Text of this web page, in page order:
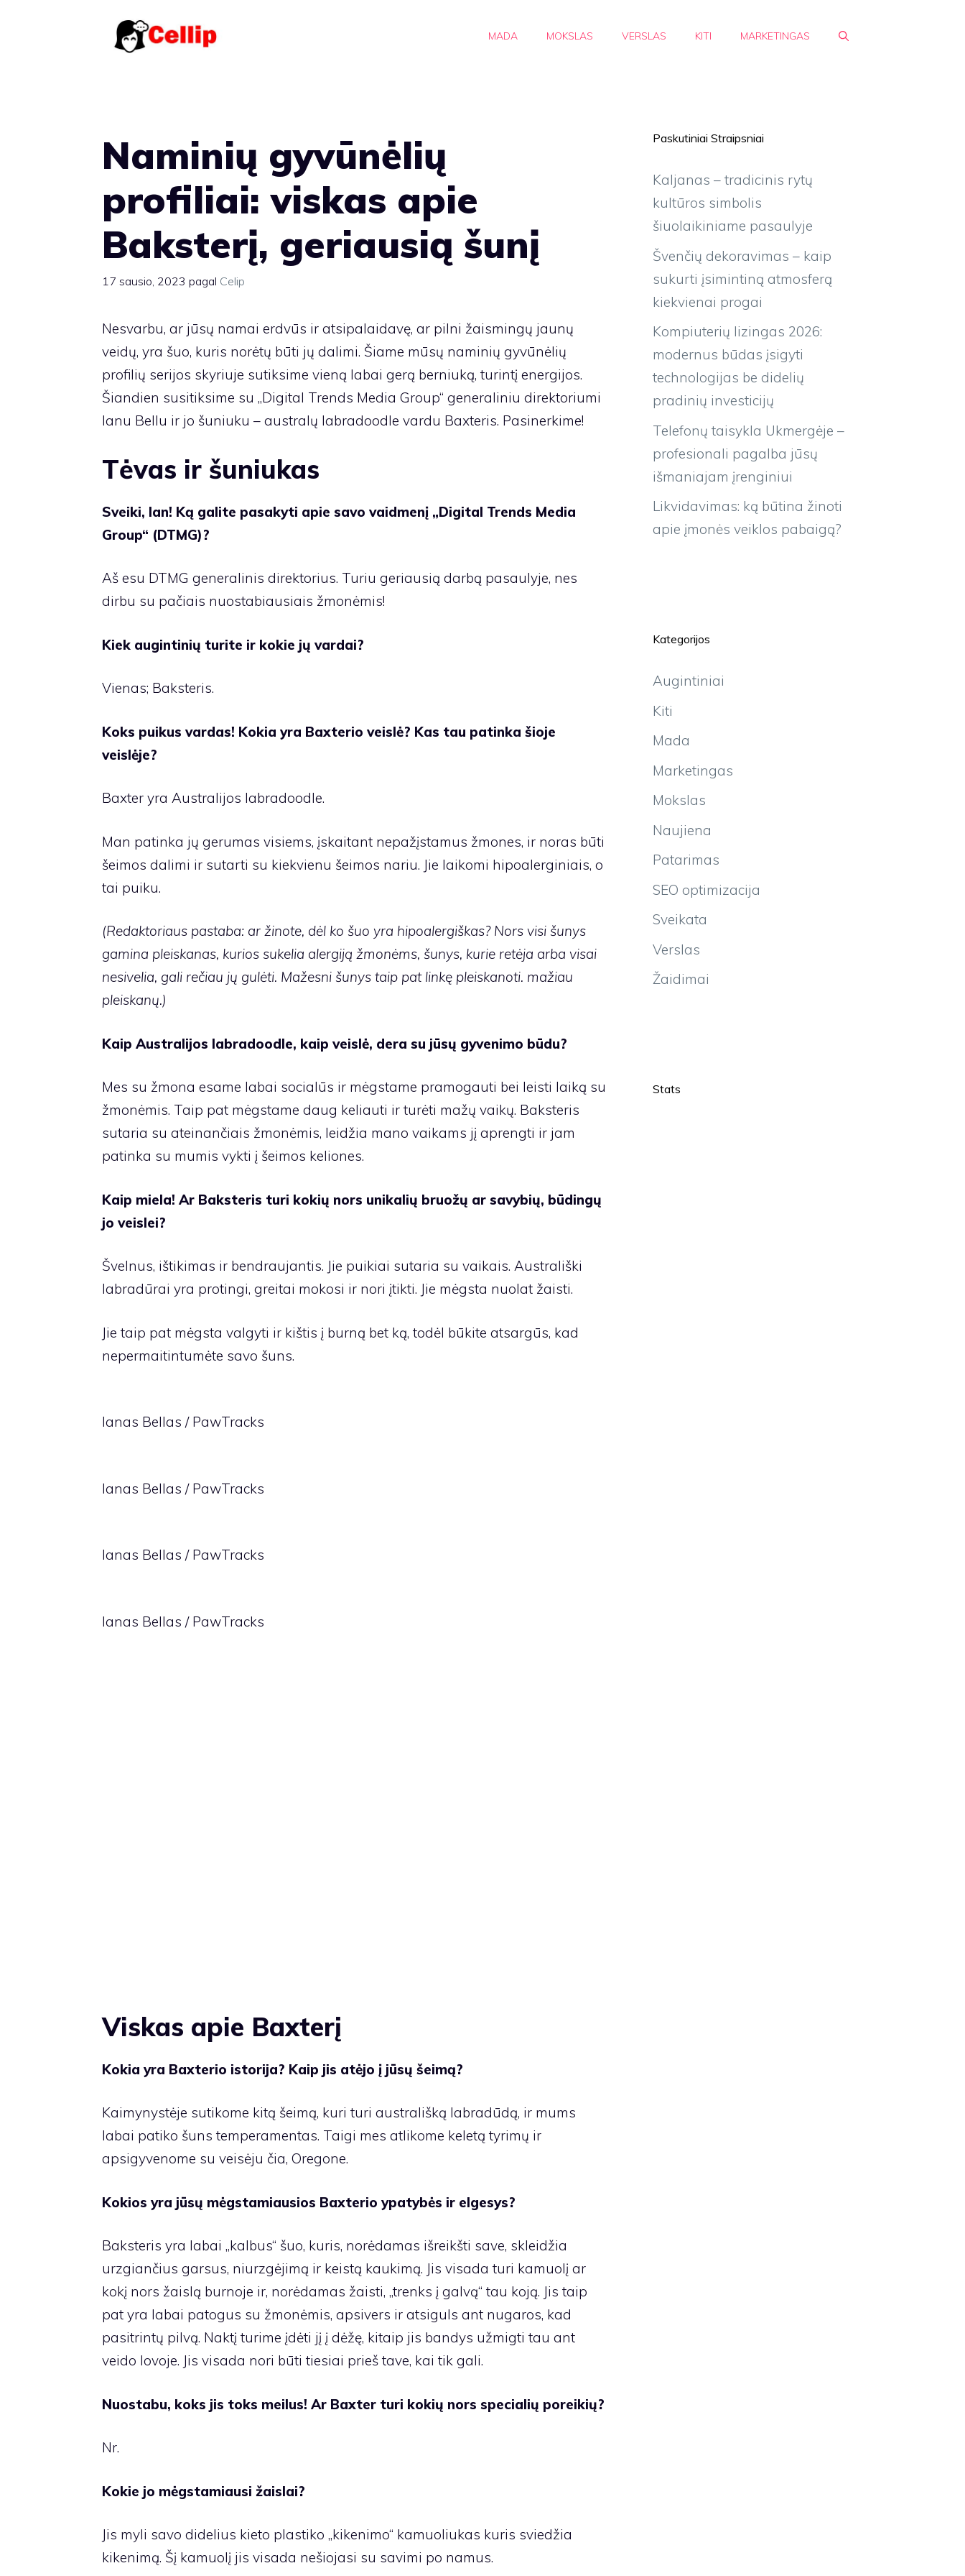
MADA MOKSLAS VERSLAS KITI MARKETINGAS
Naminių gyvūnėlių
profiliai: viskas apie
Baksterį, geriausią šunį
17 sausio, 2023 pagal Celip
Nesvarbu, ar jūsų namai erdvūs ir atsipalaidavę, ar pilni žaismingų jaunų
veidų, yra šuo, kuris norėtų būti jų dalimi. Šiame mūsų naminių gyvūnėlių
profilių serijos skyriuje sutiksime vieną labai gerą berniuką, turintį energijos.
Šiandien susitiksime su „Digital Trends Media Group“ generaliniu direktoriumi
Ianu Bellu ir jo šuniuku – australų labradoodle vardu Baxteris. Pasinerkime!
Tėvas ir šuniukas
Sveiki, Ian! Ką galite pasakyti apie savo vaidmenį „Digital Trends Media
Group“ (DTMG)?
Aš esu DTMG generalinis direktorius. Turiu geriausią darbą pasaulyje, nes
dirbu su pačiais nuostabiausiais žmonėmis!
Kiek augintinių turite ir kokie jų vardai?
Vienas; Baksteris.
Koks puikus vardas! Kokia yra Baxterio veislė? Kas tau patinka šioje
veislėje?
Baxter yra Australijos labradoodle.
Man patinka jų gerumas visiems, įskaitant nepažįstamus žmones, ir noras būti
šeimos dalimi ir sutarti su kiekvienu šeimos nariu. Jie laikomi hipoalerginiais, o
tai puiku.
(Redaktoriaus pastaba: ar žinote, dėl ko šuo yra hipoalergiškas? Nors visi šunys
gamina pleiskanas, kurios sukelia alergiją žmonėms, šunys, kurie retėja arba visai
nesivelia, gali rečiau jų gulėti. Mažesni šunys taip pat linkę pleiskanoti. mažiau
pleiskanų.)
Kaip Australijos labradoodle, kaip veislė, dera su jūsų gyvenimo būdu?
Mes su žmona esame labai socialūs ir mėgstame pramogauti bei leisti laiką su
žmonėmis. Taip pat mėgstame daug keliauti ir turėti mažų vaikų. Baksteris
sutaria su ateinančiais žmonėmis, leidžia mano vaikams jį aprengti ir jam
patinka su mumis vykti į šeimos keliones.
Kaip miela! Ar Baksteris turi kokių nors unikalių bruožų ar savybių, būdingų
jo veislei?
Švelnus, ištikimas ir bendraujantis. Jie puikiai sutaria su vaikais. Australiški
labradūrai yra protingi, greitai mokosi ir nori įtikti. Jie mėgsta nuolat žaisti.
Jie taip pat mėgsta valgyti ir kištis į burną bet ką, todėl būkite atsargūs, kad
nepermaitintumėte savo šuns.
Ianas Bellas / PawTracks
Ianas Bellas / PawTracks
Ianas Bellas / PawTracks
Ianas Bellas / PawTracks
Viskas apie Baxterį
Kokia yra Baxterio istorija? Kaip jis atėjo į jūsų šeimą?
Kaimynystėje sutikome kitą šeimą, kuri turi australišką labradūdą, ir mums
labai patiko šuns temperamentas. Taigi mes atlikome keletą tyrimų ir
apsigyvenome su veisėju čia, Oregone.
Kokios yra jūsų mėgstamiausios Baxterio ypatybės ir elgesys?
Baksteris yra labai „kalbus“ šuo, kuris, norėdamas išreikšti save, skleidžia
urzgiančius garsus, niurzgėjimą ir keistą kaukimą. Jis visada turi kamuolį ar
kokį nors žaislą burnoje ir, norėdamas žaisti, „trenks į galvą“ tau koją. Jis taip
pat yra labai patogus su žmonėmis, apsivers ir atsiguls ant nugaros, kad
pasitrintų pilvą. Naktį turime įdėti jį į dėžę, kitaip jis bandys užmigti tau ant
veido lovoje. Jis visada nori būti tiesiai prieš tave, kai tik gali.
Nuostabu, koks jis toks meilus! Ar Baxter turi kokių nors specialių poreikių?
Nr.
Kokie jo mėgstamiausi žaislai?
Jis myli savo didelius kieto plastiko „kikenimo“ kamuoliukas kuris sviedžia
kikenimą. Šį kamuolį jis visada nešiojasi su savimi po namus.
Paskutiniai Straipsniai
Kaljanas – tradicinis rytų
kultūros simbolis
šiuolaikiniame pasaulyje
Švenčių dekoravimas – kaip
sukurti įsimintiną atmosferą
kiekvienai progai
Kompiuterių lizingas 2026:
modernus būdas įsigyti
technologijas be didelių
pradinių investicijų
Telefonų taisykla Ukmergėje –
profesionali pagalba jūsų
išmaniajam įrenginiui
Likvidavimas: ką būtina žinoti
apie įmonės veiklos pabaigą?
Kategorijos
Augintiniai
Kiti
Mada
Marketingas
Mokslas
Naujiena
Patarimas
SEO optimizacija
Sveikata
Verslas
Žaidimai
Stats